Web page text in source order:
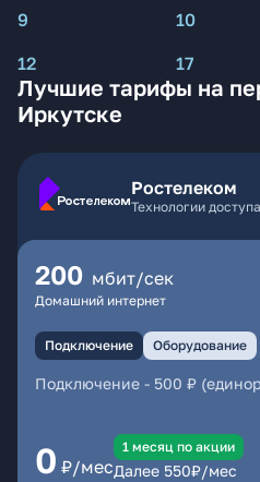
9
10
12
17
Лучшие тарифы на
Иркутске
Ростелеком
Технологии
200 мбит/сек
Домашний интернет
Подключение Оборудование
Подключение - 500 ₽
0 ₽/мес
1 месяц по акции
Далее 550₽/мес